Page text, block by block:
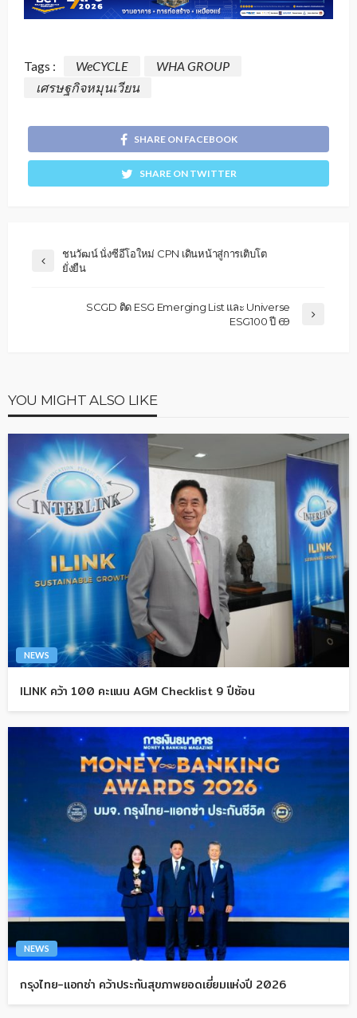
Tags : WeCYCLE
WHA GROUP
เศรษฐกิจหมุนเวียน
SHARE ON FACEBOOK
SHARE ON TWITTER
ชนวัฒน์ นั่งซีอีโอใหม่ CPN เดินหน้าสู่การเติบโต
ยั่งยืน
SCGD ติด ESG Emerging List และ Universe
ESG100 ปี 69
YOU MIGHT ALSO LIKE
NEWS
ILINK คว้า 100 คะแนน AGM Checklist 9 ปีซ้อน
NEWS
กรุงไทย-แอกซ่า คว้าประกันสุขภาพยอดเยี่ยมแห่งปี 2026